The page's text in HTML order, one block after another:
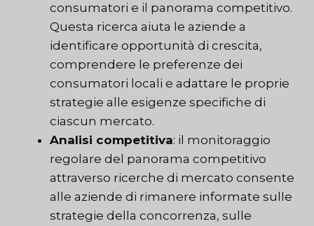
consumatori e il panorama competitivo.
Questa ricerca aiuta le aziende a
identificare opportunità di crescita,
comprendere le preferenze dei
consumatori locali e adattare le proprie
strategie alle esigenze specifiche di
ciascun mercato.
Analisi competitiva: il monitoraggio
regolare del panorama competitivo
attraverso ricerche di mercato consente
alle aziende di rimanere informate sulle
strategie della concorrenza, sulle